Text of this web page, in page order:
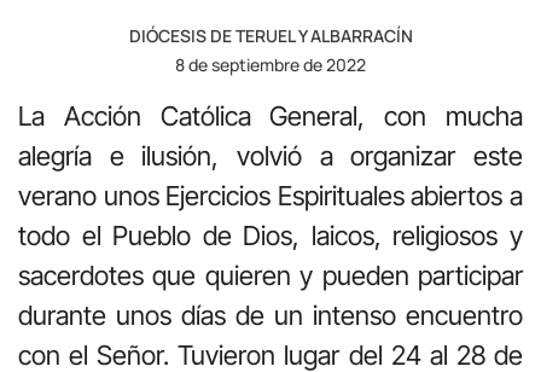
DIÓCESIS DE TERUEL Y ALBARRACÍN
8 de septiembre de 2022
La Acción Católica General, con mucha
alegría e ilusión, volvió a organizar este
verano unos Ejercicios Espirituales abiertos a
todo el Pueblo de Dios, laicos, religiosos y
sacerdotes que quieren y pueden participar
durante unos días de un intenso encuentro
con el Señor. Tuvieron lugar del 24 al 28 de